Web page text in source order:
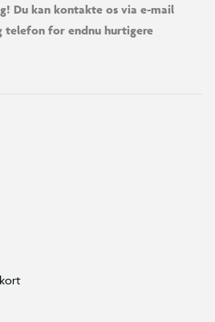
Du kan kontakte os via e-mail
for endnu hurtigere